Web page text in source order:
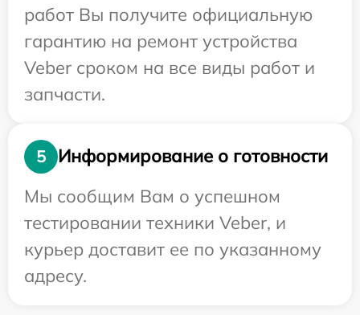
работ Вы получите официальную
гарантию на ремонт устройства
Veber сроком на все виды работ и
запчасти.
5
Информирование о готовности
Мы сообщим Вам о успешном
тестировании техники Veber, и
курьер доставит ее по указанному
адресу.